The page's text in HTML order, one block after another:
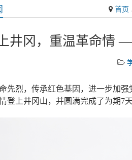
首页
井冈，重温革命情
先烈，传承红色基因，进一步加
登上井冈山，并圆满完成了为期7